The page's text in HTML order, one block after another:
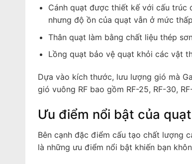
Cánh quạt được thiết kế với cấu trúc
nhưng độ ồn của quạt vẫn ở mức
Thân quạt làm bằng chất liệu thép
Lồng quạt bảo vệ quạt khỏi các vật
Dựa vào kích thước, lưu lượng gió mà
gió vuông RF bao gồm RF-25, RF-30,
Ưu điểm nổi bật của
Bên cạnh đặc điểm cấu tạo chất lượng
là những ưu điểm nổi bật khiến bạn